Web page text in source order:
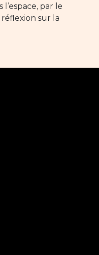
par le
sur la